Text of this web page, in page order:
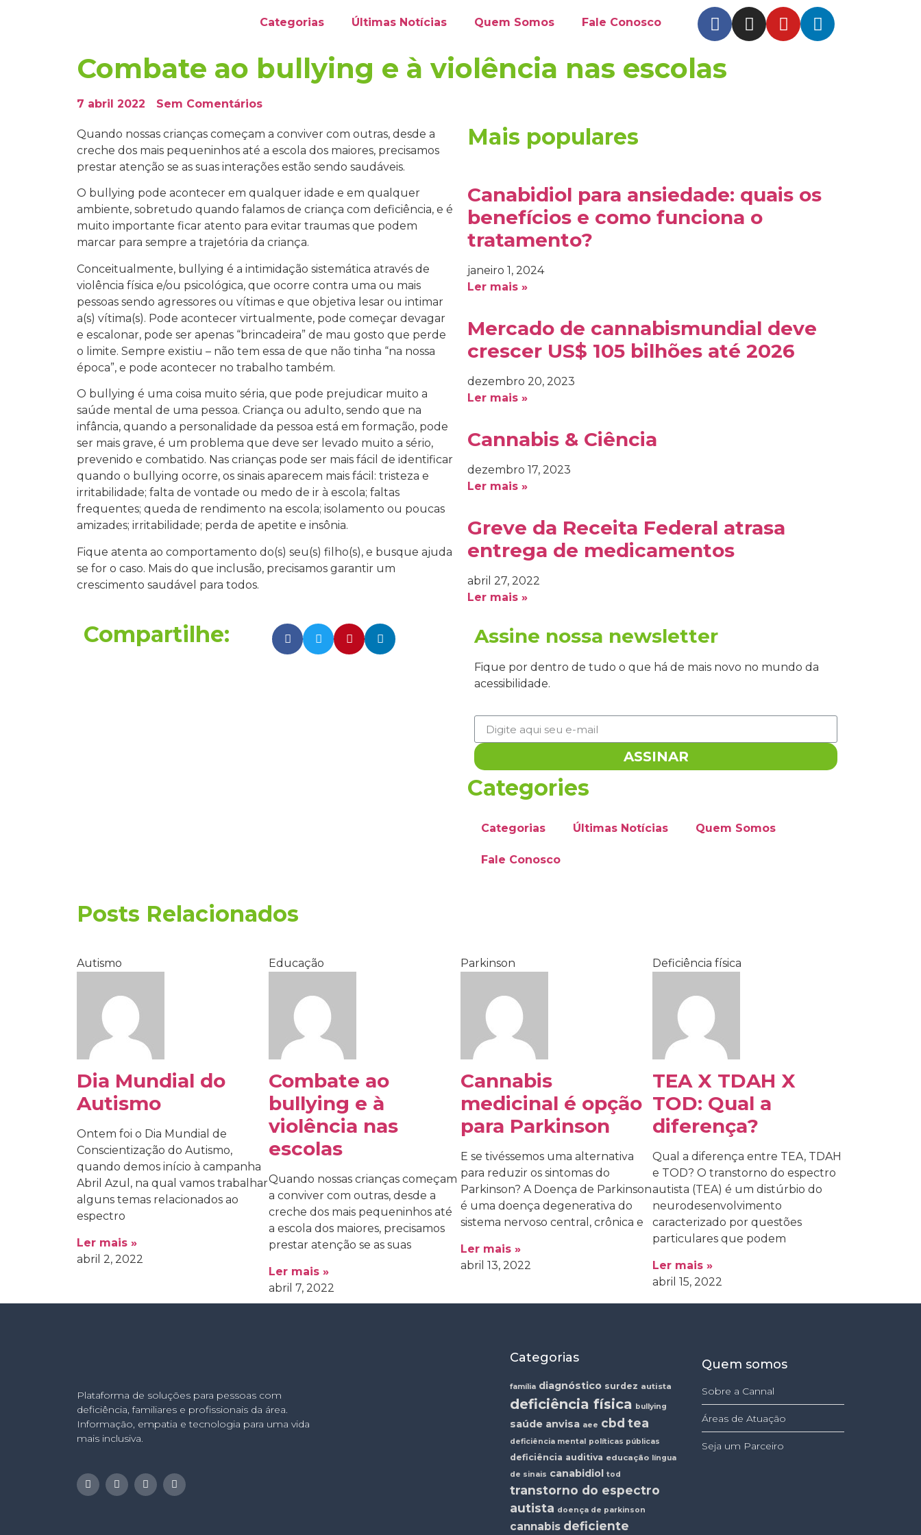
Categorias Últimas Notícias Quem Somos Fale Conosco
Combate ao bullying e à violência nas escolas
7 abril 2022 Sem Comentários
Quando nossas crianças começam a conviver com outras, desde a
creche dos mais pequeninhos até a escola dos maiores, precisamos
prestar atenção se as suas interações estão sendo saudáveis.
O bullying pode acontecer em qualquer idade e em qualquer
ambiente, sobretudo quando falamos de criança com deficiência, e é
muito importante ficar atento para evitar traumas que podem
marcar para sempre a trajetória da criança.
Conceitualmente, bullying é a intimidação sistemática através de
violência física e/ou psicológica, que ocorre contra uma ou mais
pessoas sendo agressores ou vítimas e que objetiva lesar ou intimar
a(s) vítima(s). Pode acontecer virtualmente, pode começar devagar
e escalonar, pode ser apenas “brincadeira” de mau gosto que perde
o limite. Sempre existiu – não tem essa de que não tinha “na nossa
época”, e pode acontecer no trabalho também.
O bullying é uma coisa muito séria, que pode prejudicar muito a
saúde mental de uma pessoa. Criança ou adulto, sendo que na
infância, quando a personalidade da pessoa está em formação, pode
ser mais grave, é um problema que deve ser levado muito a sério,
prevenido e combatido. Nas crianças pode ser mais fácil de identificar
quando o bullying ocorre, os sinais aparecem mais fácil: tristeza e
irritabilidade; falta de vontade ou medo de ir à escola; faltas
frequentes; queda de rendimento na escola; isolamento ou poucas
amizades; irritabilidade; perda de apetite e insônia.
Fique atenta ao comportamento do(s) seu(s) filho(s), e busque ajuda
se for o caso. Mais do que inclusão, precisamos garantir um
crescimento saudável para todos.
Compartilhe:
Mais populares
Canabidiol para ansiedade: quais os
benefícios e como funciona o
tratamento?
janeiro 1, 2024
Ler mais »
Mercado de cannabismundial deve
crescer US$ 105 bilhões até 2026
dezembro 20, 2023
Ler mais »
Cannabis & Ciência
dezembro 17, 2023
Ler mais »
Greve da Receita Federal atrasa
entrega de medicamentos
abril 27, 2022
Ler mais »
Assine nossa newsletter
Fique por dentro de tudo o que há de mais novo no mundo da
acessibilidade.
ASSINAR
Categories
Categorias Últimas Notícias Quem Somos
Fale Conosco
Posts Relacionados
Autismo
Dia Mundial do
Autismo
Ontem foi o Dia Mundial de
Conscientização do Autismo,
quando demos início à campanha
Abril Azul, na qual vamos trabalhar
alguns temas relacionados ao
espectro
Ler mais »
abril 2, 2022
Educação
Combate ao
bullying e à
violência nas
escolas
Quando nossas crianças começam
a conviver com outras, desde a
creche dos mais pequeninhos até
a escola dos maiores, precisamos
prestar atenção se as suas
Ler mais »
abril 7, 2022
Parkinson
Cannabis
medicinal é opção
para Parkinson
E se tivéssemos uma alternativa
para reduzir os sintomas do
Parkinson? A Doença de Parkinson
é uma doença degenerativa do
sistema nervoso central, crônica e
Ler mais »
abril 13, 2022
Deficiência física
TEA X TDAH X
TOD: Qual a
diferença?
Qual a diferença entre TEA, TDAH
e TOD? O transtorno do espectro
autista (TEA) é um distúrbio do
neurodesenvolvimento
caracterizado por questões
particulares que podem
Ler mais »
abril 15, 2022
Plataforma de soluções para pessoas com
deficiência, familiares e profissionais da área.
Informação, empatia e tecnologia para uma vida
mais inclusiva.
Categorias
família diagnóstico surdez autista
deficiência física bullying
saúde anvisa aee cbd tea
deficiência mental políticas públicas
deficiência auditiva educação língua
de sinais canabidiol tod
transtorno do espectro
autista doença de parkinson
cannabis deficiente
Quem somos
Sobre a Cannal
Áreas de Atuação
Seja um Parceiro